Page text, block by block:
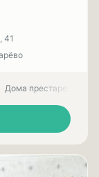
41
Дома престарелых